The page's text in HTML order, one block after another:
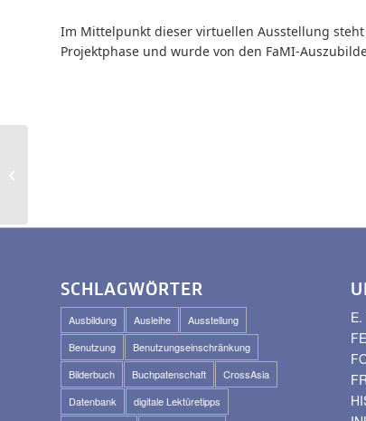
Im Mittelpunkt dieser virtuellen Ausstellung
Projektphase und wurde von den FaMI-
SCHLAGWÖRTER
Ausbildung Ausleihe
Ausstellung
Benutzung
Benutzungseinschränkung
Bilderbuch
Buchpatenschaft
CrossAsia
Datenbank
digitale Lektüretipps